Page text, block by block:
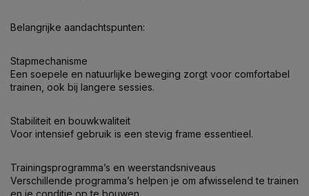
Belangrijke aandachtspunten:
Stapmechanisme
Een soepele en natuurlijke beweging zorgt voor comfortabel
trainen, ook bij langere sessies.
Stabiliteit en bouwkwaliteit
Voor intensief gebruik is een stevig frame essentieel.
Trainingsprogramma’s en weerstandsniveaus
Verschillende programma’s helpen je om afwisselend te trainen
en je conditie op te bouwen.